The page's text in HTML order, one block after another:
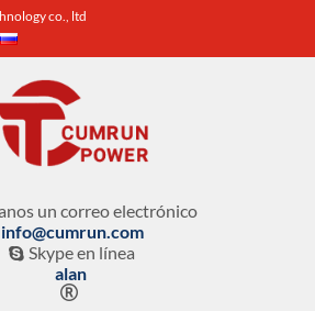
co., ltd
un correo electrónico
info@cumrun.com
 Skype en línea
alan
